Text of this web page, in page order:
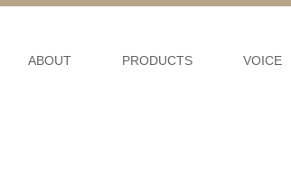
ABOUT PRODUCTS VOICE